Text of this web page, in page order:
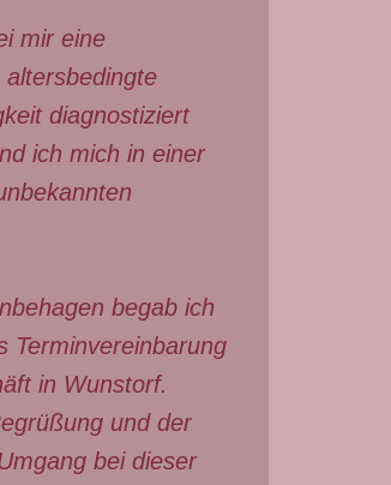
mir eine
altersbedingte
diagnostiziert
ich mich in einer
begab ich
Terminvereinbarung
in Wunstorf.
und der
bei dieser